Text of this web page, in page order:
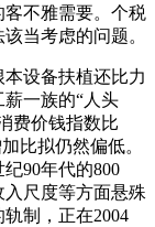
不雅需要。个税
当考虑的问题。
设备扶植还比力
一族的“人头
费价钱指数比
比拟仍然偏低。
90年代的800
尺度等方面悬殊
制，正在2004